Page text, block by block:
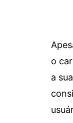
o
a